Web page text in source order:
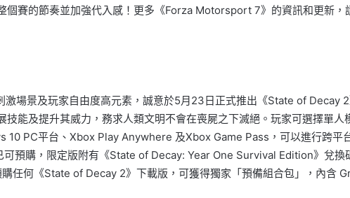
賽的節奏並加強代入感！更多《Forza Motorsport 7》的資訊和更新，
場景及玩家自由度高元素，誠意於5月23日正式推出《State of Decay
能及提升其威力，務求人類文明不會在喪屍之下滅絕。玩家可選擇單人
PC平台、Xbox Play Anywhere 及Xbox Game Pass，可以進行跨平
預購，限定版附有《State of Decay: Year One Survival Edition》兌換
任何《State of Decay 2》下載版，可獲得獨家「預備組合包」，內含